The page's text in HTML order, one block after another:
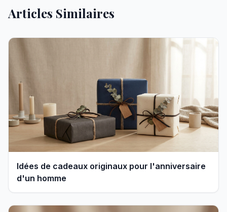
Articles Similaires
Idées de cadeaux originaux pour l'anniversaire
d'un homme